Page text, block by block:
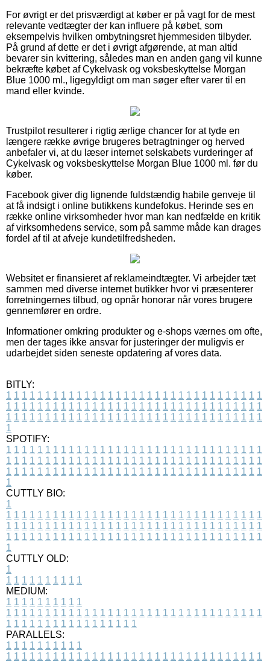
For øvrigt er det prisværdigt at køber er på vagt for de mest
relevante vedtægter der kan influere på købet, som
eksempelvis hvilken ombytningsret hjemmesiden tilbyder.
På grund af dette er det i øvrigt afgørende, at man altid
bevarer sin kvittering, således man en anden gang vil kunne
bekræfte købet af Cykelvask og voksbeskyttelse Morgan
Blue 1000 ml., ligegyldigt om man søger efter varer til en
mand eller kvinde.
Trustpilot resulterer i rigtig ærlige chancer for at tyde en
længere række øvrige brugeres betragtninger og herved
anbefaler vi, at du læser internet selskabets vurderinger af
Cykelvask og voksbeskyttelse Morgan Blue 1000 ml. før du
køber.
Facebook giver dig lignende fuldstændig habile genveje til
at få indsigt i online butikkens kundefokus. Herinde ses en
række online virksomheder hvor man kan nedfælde en kritik
af virksomhedens service, som på samme måde kan drages
fordel af til at afveje kundetilfredsheden.
Websitet er finansieret af reklameindtægter. Vi arbejder tæt
sammen med diverse internet butikker hvor vi præsenterer
forretningernes tilbud, og opnår honorar når vores brugere
gennemfører en ordre.
Informationer omkring produkter og e-shops værnes om ofte,
men der tages ikke ansvar for justeringer der muligvis er
udarbejdet siden seneste opdatering af vores data.
BITLY:
1 1 1 1 1 1 1 1 1 1 1 1 1 1 1 1 1 1 1 1 1 1 1 1 1 1 1 1 1 1 1 1 1
1 1 1 1 1 1 1 1 1 1 1 1 1 1 1 1 1 1 1 1 1 1 1 1 1 1 1 1 1 1 1 1 1
1 1 1 1 1 1 1 1 1 1 1 1 1 1 1 1 1 1 1 1 1 1 1 1 1 1 1 1 1 1 1 1 1
1
SPOTIFY:
1 1 1 1 1 1 1 1 1 1 1 1 1 1 1 1 1 1 1 1 1 1 1 1 1 1 1 1 1 1 1 1 1
1 1 1 1 1 1 1 1 1 1 1 1 1 1 1 1 1 1 1 1 1 1 1 1 1 1 1 1 1 1 1 1 1
1 1 1 1 1 1 1 1 1 1 1 1 1 1 1 1 1 1 1 1 1 1 1 1 1 1 1 1 1 1 1 1 1
1
CUTTLY BIO:
1
1 1 1 1 1 1 1 1 1 1 1 1 1 1 1 1 1 1 1 1 1 1 1 1 1 1 1 1 1 1 1 1 1
1 1 1 1 1 1 1 1 1 1 1 1 1 1 1 1 1 1 1 1 1 1 1 1 1 1 1 1 1 1 1 1 1
1 1 1 1 1 1 1 1 1 1 1 1 1 1 1 1 1 1 1 1 1 1 1 1 1 1 1 1 1 1 1 1 1
1
CUTTLY OLD:
1
1 1 1 1 1 1 1 1 1 1
MEDIUM:
1 1 1 1 1 1 1 1 1 1
1 1 1 1 1 1 1 1 1 1 1 1 1 1 1 1 1 1 1 1 1 1 1 1 1 1 1 1 1 1 1 1 1
1 1 1 1 1 1 1 1 1 1 1 1 1 1 1 1 1
PARALLELS:
1 1 1 1 1 1 1 1 1 1
1 1 1 1 1 1 1 1 1 1 1 1 1 1 1 1 1 1 1 1 1 1 1 1 1 1 1 1 1 1 1 1 1